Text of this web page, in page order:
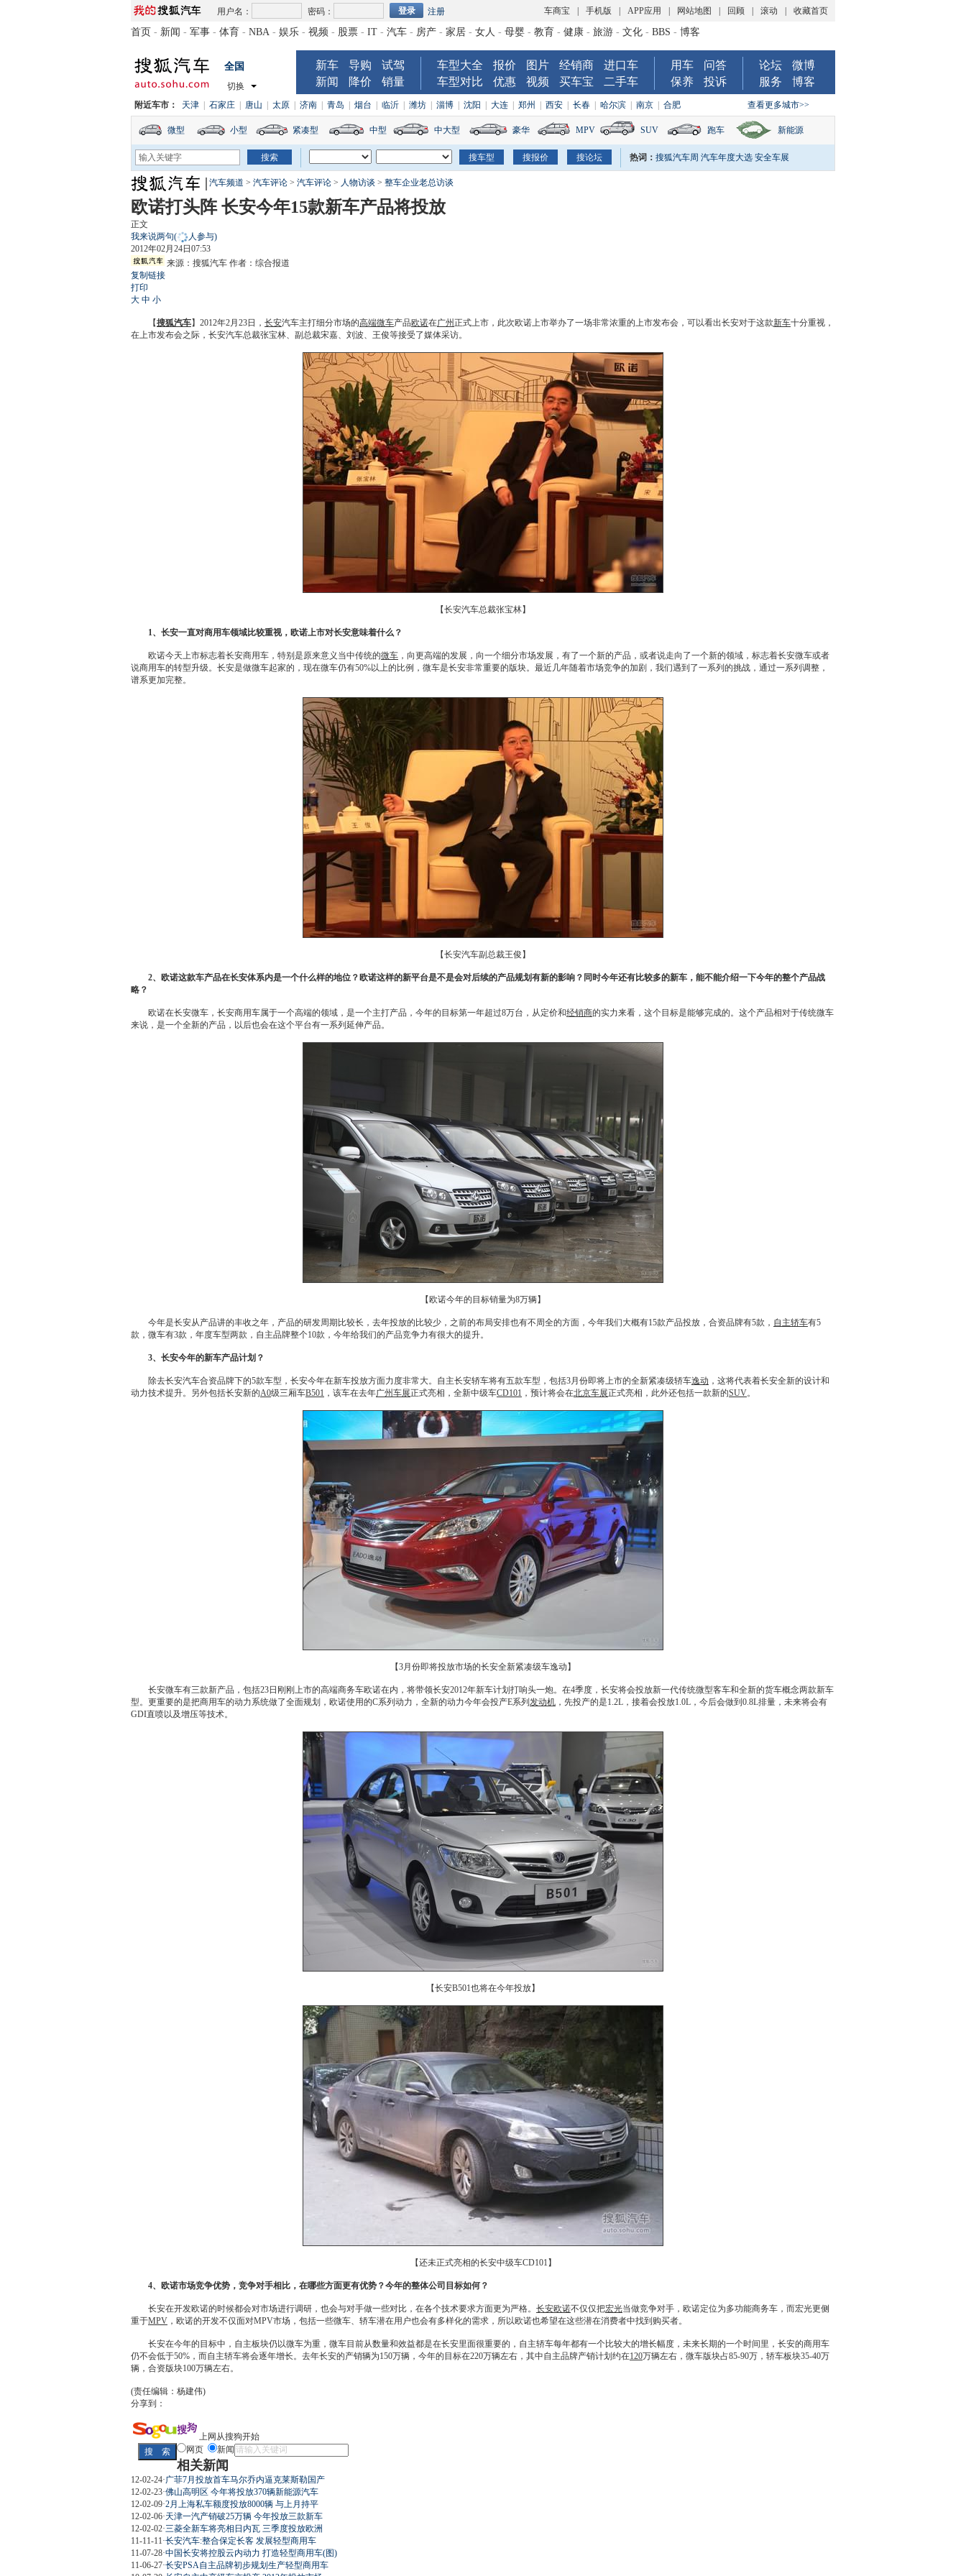
用户名： 密码： 注册 车商宝 手机版 APP应用 网站地图 回顾 滚动 收藏首页
首页 - 新闻 - 军事 - 体育 - NBA - 娱乐 - 视频 - 股票 - IT - 汽车 - 房产 - 家居 - 女人 - 母婴 - 教育 - 健康 - 旅游 - 文化 - BBS - 博客
全国
切换
新车 导购
试驾
新闻
降价 销量
车型大全 报价 图片 经销商
进口车
车型对比
优惠 视频 买车宝 二手车
用车
问答
保养
投诉
论坛
微博
服务
博客
查看更多城市>>
附近车市： 天津 石家庄 唐山 太原 济南 青岛 烟台 临沂 潍坊 淄博 沈阳 大连 郑州 西安 长春 哈尔滨 南京 合肥
微型 小型 紧凑型 中型 中大型 豪华 MPV SUV 跑车 新能源
热词： 搜狐汽车周 汽车年度大选 安全车展
汽车频道 > 汽车评论 > 汽车评论 > 人物访谈 > 整车企业老总访谈
欧诺打头阵 长安今年15款新车产品将投放
正文
我来说两句(
人参与)
2012年02月24日07:53
来源： 搜狐汽车作者：综合报道
复制链接
打印
大 中 小
【搜狐汽车】2012年2月23日， 长安汽车主打细分市场的高端微车产品欧诺在广州正式上市，此次欧诺上市举办了一场非常浓重的上市发布会，可以看出长安对于这款新车十分重视，
在上市发布会之际， 长安汽车总裁张宝林、副总裁宋嘉、刘波、王俊等接受了媒体采访。
【长安汽车总裁张宝林】
1、 长安一直对商用车领域比较重视， 欧诺上市对长安意味着什么？
欧诺今天上市标志着长安商用车，特别是原来意义当中传统的微车 ，向更高端的发展，向一个细分市场发展，有了一个新的产品，或者说走向了一个新的领域，标志着长安微车或者
说商用车的转型升级。 长安是做微车起家的，现在微车仍有50%以上的比例， 微车是长安非常重要的版块。最近几年随着市场竞争的加剧，我们遇到了一系列的挑战，通过一系列调整，
谱系更加完整。
【长安汽车副总裁王俊】
2、 欧诺这款车产品在长安体系内是一个什么样的地位？ 欧诺这样的新平台是不是会对后续的产品规划有新的影响？同时今年还有比较多的新车 ，能不能介绍一下今年的整个产品战
略？
欧诺在长安微车 ， 长安商用车属于一个高端的领域，是一个主打产品，今年的目标第一年超过8万台，从定价和经销商的实力来看，这个目标是能够完成的。这个产品相对于传统微车
来说，是一个全新的产品，以后也会在这个平台有一系列延伸产品。
【欧诺今年的目标销量为8万辆】
今年是长安从产品讲的丰收之年，产品的研发周期比较长，去年投放的比较少，之前的布局安排也有不周全的方面，今年我们大概有15款产品投放，合资品牌有5款， 自主轿车有5
款， 微车有3款，年度车型两款，自主品牌整个10款，今年给我们的产品竞争力有很大的提升。
3、 长安今年的新车产品计划？
除去长安汽车合资品牌下的5款车型， 长安今年在新车投放方面力度非常大。自主长安轿车将有五款车型，包括3月份即将上市的全新紧凑级轿车逸动 ，这将代表着长安全新的设计和
动力技术提升。另外包括长安新的A0级三厢车B501 ，该车在去年广州车展正式亮相，全新中级车CD101 ，预计将会在北京车展正式亮相，此外还包括一款新的SUV。
【3月份即将投放市场的长安全新紧凑级车逸动】
长安微车有三款新产品，包括23日刚刚上市的高端商务车欧诺在内，将带领长安2012年新车计划打响头一炮。在4季度， 长安将会投放新一代传统微型客车和全新的货车概念两款新车
型。更重要的是把商用车的动力系统做了全面规划， 欧诺使用的C系列动力，全新的动力今年会投产E系列 发动机 ，先投产的是1.2L，接着会投放1.0L，今后会做到0.8L排量，未来将会有
GDI直喷以及增压等技术。
【长安B501也将在今年投放】
【还未正式亮相的长安中级车CD101】
4、 欧诺市场竞争优势，竞争对手相比，在哪些方面更有优势？今年的整体公司目标如何？
长安在开发欧诺的时候都会对市场进行调研，也会与对手做一些对比，在各个技术要求方面更为严格。 长安欧诺不仅仅把宏光当做竞争对手， 欧诺定位为多功能商务车，而宏光更侧
重于MPV ， 欧诺的开发不仅面对MPV市场，包括一些微车、轿车潜在用户也会有多样化的需求，所以欧诺也希望在这些潜在消费者中找到购买者。
长安在今年的目标中，自主板块仍以微车为重， 微车目前从数量和效益都是在长安里面很重要的， 自主轿车每年都有一个比较大的增长幅度，未来长期的一个时间里， 长安的商用车
仍不会低于50%，而自主轿车将会逐年增长。去年长安的产销辆为150万辆，今年的目标在220万辆左右，其中自主品牌产销计划约在120万辆左右， 微车版块占85-90万，轿车板块35-40万
辆，合资版块100万辆左右。
(责任编辑：杨建伟)
分享到：
上网从搜狗开始
网页
新闻
相关新闻
12-02-24·广菲7月投放首车马尔乔内逼克莱斯勒国产
12-02-23·佛山高明区 今年将投放370辆新能源汽车
12-02-09·2月上海私车额度投放8000辆 与上月持平
12-02-06·天津一汽产销破25万辆 今年投放三款新车
12-02-02·三菱全新车将亮相日内瓦 三季度投放欧洲
11-11-11 ·长安汽车:整合保定长客 发展轻型商用车
11-07-28·中国长安将控股云内动力 打造轻型商用车(图)
11-06-27·长安PSA自主品牌初步规划生产轻型商用车